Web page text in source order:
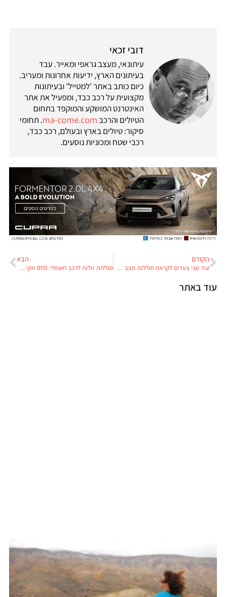
דובי זכאי
עיתונאי, מעצב גראפי ומאייר. עבד
בעיתונים הארץ, ידיעות אחרונות ומעריב.
כיום כותב באתר 'למטייל' ובעיתונות
מקצועית על רכב כבד, ומפעיל את אתר
האינטרנט המושקע והמוקפד בתחום
הטיולים והרכבma-come.com. תחומי
סיקור: טיולים בארץ ובעולם, רכב כבד,
רכבי שטח ומכוניות נוסעים.
הקודם
עוד שני צעדים לקראת סוללות מצב מוצק: פולקסווגן מבטיחה סוללת 500,000 קילומטרים ללא אובדן טווח ויונדאי חשפה פטנט על סוללה בטוחה במיוחד
הבא
סוללות זולות לרכב חשמלי: BYD מקימה מפעל חדש וענק לייצור סוללות נתרן-יון
עוד באתר